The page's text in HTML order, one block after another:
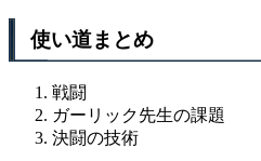
使い道まとめ
戦闘
ガーリック先生の課題
決闘の技術